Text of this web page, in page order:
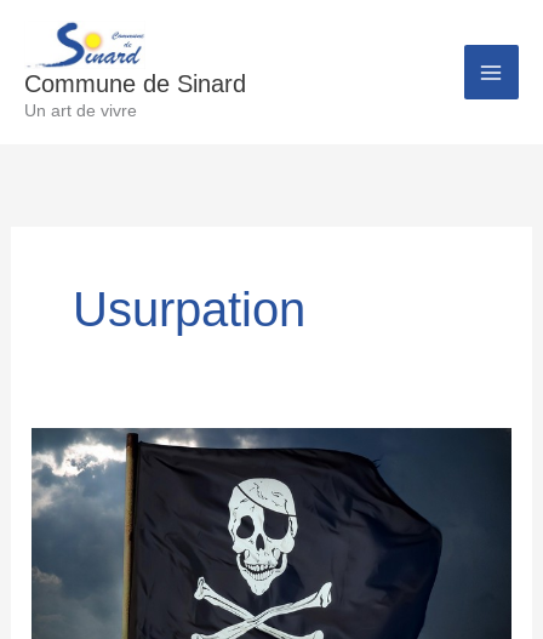
contenu
Commune de Sinard
Un art de vivre
Usurpation
Usurpation
de
l’ancien
site